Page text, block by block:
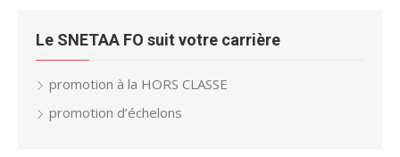
Le SNETAA FO suit votre carrière
promotion à la HORS CLASSE
promotion d’échelons